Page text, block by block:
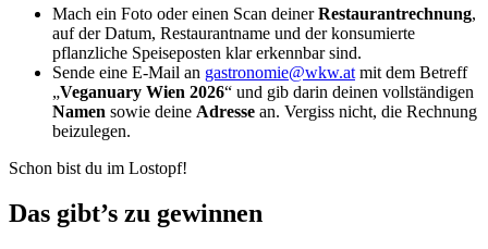
Mach ein Foto oder einen Scan deinerRestaurantrechnung,
auf der Datum, Restaurantname und der konsumierte
pflanzliche Speiseposten klar erkennbar sind.
Sende eine E-Mail an gastronomie@wkw.at mit dem Betreff
„Veganuary Wien 2026“ und gib darin deinen vollständigen
Namen sowie deine Adresse an. Vergiss nicht, die Rechnung
beizulegen.
Schon bist du im Lostopf!
Das gibt’s zu gewinnen